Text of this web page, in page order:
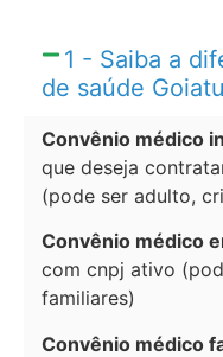
1 - Saiba a
de saúde
Convênio médico
que deseja
(pode ser adulto,
Convênio médico
com cnpj ativo
familiares)
Convênio médico